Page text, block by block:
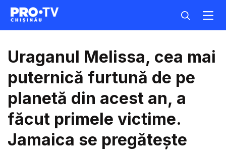
Uraganul Melissa, cea mai
puternică furtună de pe
planetă din acest an, a
făcut primele victime.
Jamaica se pregătește